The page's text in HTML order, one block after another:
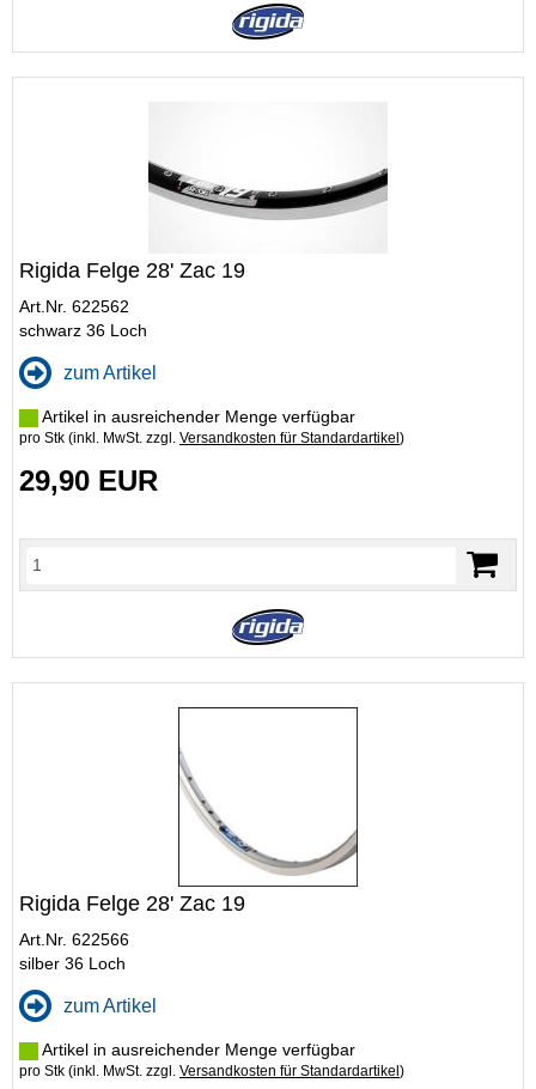
Rigida Felge 28' Zac 19
Art.Nr. 622562
schwarz 36 Loch
zum Artikel
Artikel in ausreichender Menge verfügbar
pro Stk (inkl. MwSt. zzgl. Versandkosten für Standardartikel )
29,90 EUR
Rigida Felge 28' Zac 19
Art.Nr. 622566
silber 36 Loch
zum Artikel
Artikel in ausreichender Menge verfügbar
pro Stk (inkl. MwSt. zzgl. Versandkosten für Standardartikel )